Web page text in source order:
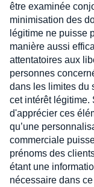
être examinée
minimisation des
légitime ne puisse
manière aussi
attentatoires aux
personnes
dans les limites du
cet intérêt légitime.
d'apprécier ces
qu’une
commerciale
prénoms des
étant une
nécessaire dans